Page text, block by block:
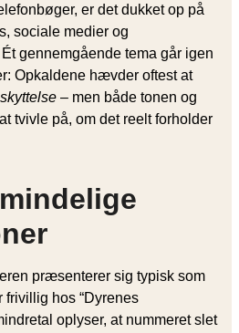
er det dukket op på
sociale medier og
gennemgående tema går igen
Opkaldene hævder oftest at
– men både tonen og
tvivle på, om det reelt forholder
præsenterer sig typisk som
frivillig hos “Dyrenes
oplyser, at nummeret slet